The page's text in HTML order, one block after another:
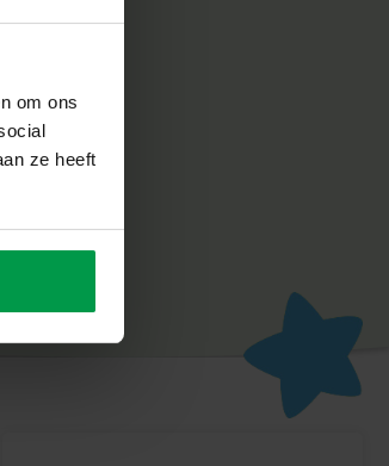
om ons
ze heeft
Ring** van SES Creative. Laat je